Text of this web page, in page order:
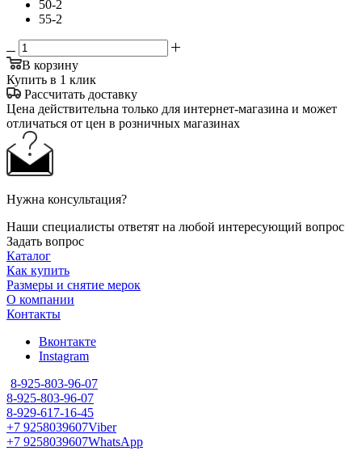
50-2
55-2
В корзину
Купить в 1 клик
Рассчитать доставку
Цена действительна только для интернет-магазина и может
отличаться от цен в розничных магазинах
Нужна консультация?
Наши специалисты ответят на любой интересующий вопрос
Задать вопрос
Каталог
Как купить
Размеры и снятие мерок
О компании
Контакты
Вконтакте
Instagram
8-925-803-96-07
8-925-803-96-07
8-929-617-16-45
+7 9258039607Viber
+7 9258039607WhatsApp